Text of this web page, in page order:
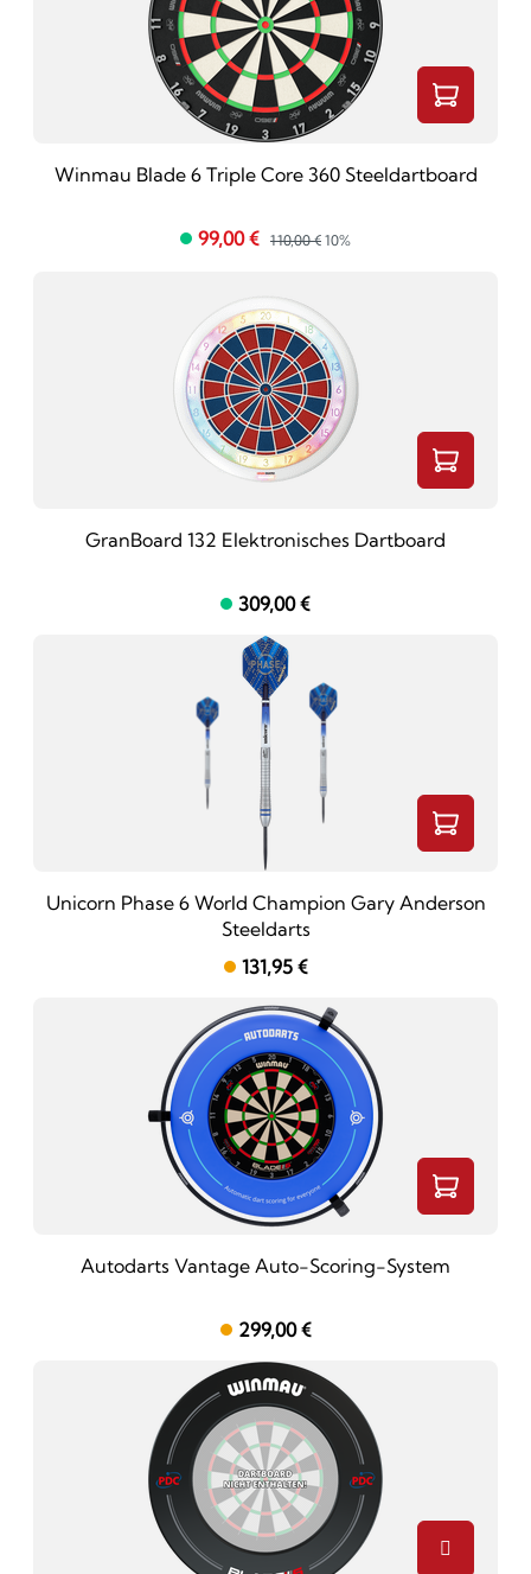
Winmau Blade 6 Triple Core 360 Steeldartboard
99,00 € 110,00 € 10%
GranBoard 132 Elektronisches Dartboard
309,00 €
Unicorn Phase 6 World Champion Gary Anderson
Steeldarts
131,95 €
Autodarts Vantage Auto-Scoring-System
299,00 €